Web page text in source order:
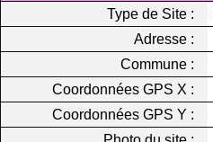
Type de Site :
Adresse :
Commune :
Coordonnées GPS X :
Coordonnées GPS Y :